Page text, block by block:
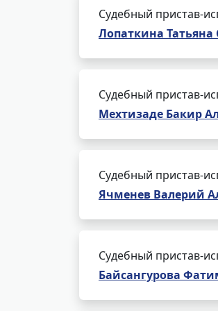
Судебный пристав-
Лопаткина Татьяна
Судебный пристав-
Мехтизаде Бакир
Судебный пристав-
Ячменев Валерий
Судебный пристав-
Байсангурова